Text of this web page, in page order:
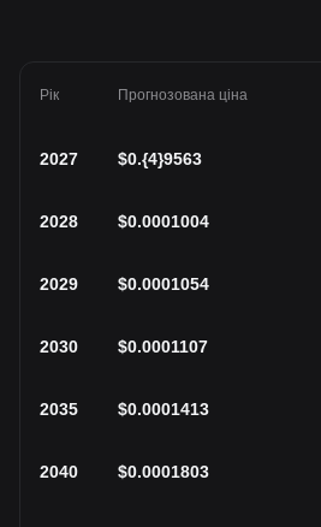
Рік Прогнозована ціна
2027 $0.{4}9563
2028 $0.0001004
2029 $0.0001054
2030 $0.0001107
2035 $0.0001413
2040 $0.0001803